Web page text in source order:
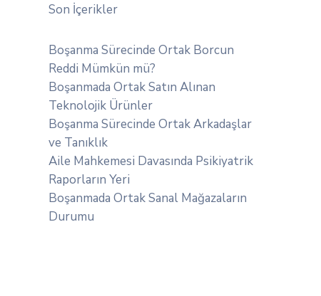
Son İçerikler
Boşanma Sürecinde Ortak Borcun
Reddi Mümkün mü?
Boşanmada Ortak Satın Alınan
Teknolojik Ürünler
Boşanma Sürecinde Ortak Arkadaşlar
ve Tanıklık
Aile Mahkemesi Davasında Psikiyatrik
Raporların Yeri
Boşanmada Ortak Sanal Mağazaların
Durumu